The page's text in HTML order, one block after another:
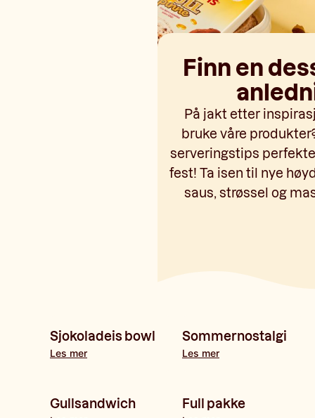
Finn en
På jakt etter
bruke våre
serveringstips
fest! Ta isen til nye
saus, strøssel og
Sjokoladeis bowl
Les mer
Sommernostalgi
Les mer
Gullsandwich Full pakke